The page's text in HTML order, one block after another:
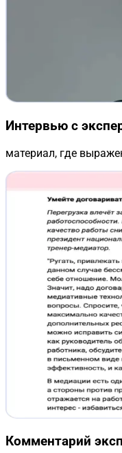
Интервью с
материал, где
Комментарий